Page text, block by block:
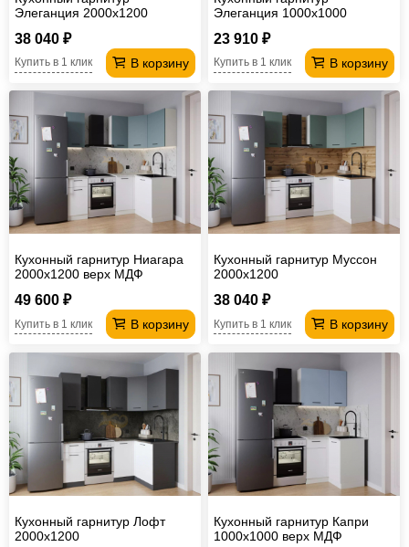
Элеганция 2000х1200
38 040 ₽
В корзину
Купить в 1 клик
Элеганция 1000х1000
23 910 ₽
В корзину
Купить в 1 клик
Кухонный гарнитур Ниагара
2000х1200 верх МДФ
49 600 ₽
В корзину
Купить в 1 клик
Кухонный гарнитур Муссон
2000х1200
38 040 ₽
В корзину
Купить в 1 клик
Кухонный гарнитур Лофт
2000х1200
Кухонный гарнитур Капри
1000х1000 верх МДФ